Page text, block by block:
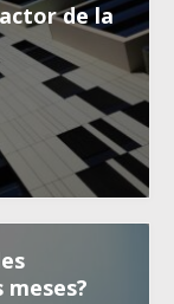
de la